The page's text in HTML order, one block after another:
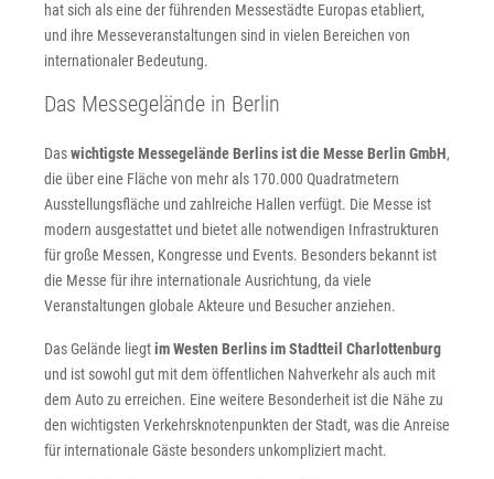
hat sich als eine der führenden Messestädte Europas etabliert,
und ihre Messeveranstaltungen sind in vielen Bereichen von
internationaler Bedeutung.
Das Messegelände in Berlin
Daswichtigste Messegelände Berlins ist die Messe Berlin GmbH,
die über eine Fläche von mehr als 170.000 Quadratmetern
Ausstellungsfläche und zahlreiche Hallen verfügt. Die Messe ist
modern ausgestattet und bietet alle notwendigen Infrastrukturen
für große Messen, Kongresse und Events. Besonders bekannt ist
die Messe für ihre internationale Ausrichtung, da viele
Veranstaltungen globale Akteure und Besucher anziehen.
Das Gelände liegtim Westen Berlins im Stadtteil Charlottenburg
und ist sowohl gut mit dem öffentlichen Nahverkehr als auch mit
dem Auto zu erreichen. Eine weitere Besonderheit ist die Nähe zu
den wichtigsten Verkehrsknotenpunkten der Stadt, was die Anreise
für internationale Gäste besonders unkompliziert macht.